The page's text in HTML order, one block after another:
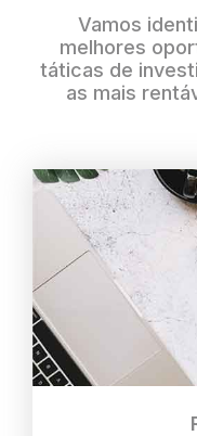
Vamos
melhores
táticas de
as mais